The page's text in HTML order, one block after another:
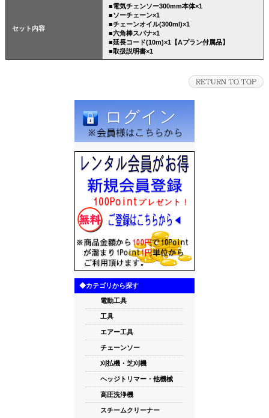
セット内容
■電気チェンソー300mm本体×1
■ソーチェーン×1
■チェーンオイル(300ml)×1
■六角棒スパナ×1
■延長コード(10m)×1【Aプラン付属品】
■取扱説明書×1
◆カテゴリから探す
電動工具
工具
エアー工具
チェーンソー
刈払機・芝刈機
ヘッジトリマー・他機械
高圧洗浄機
スチームクリーナー